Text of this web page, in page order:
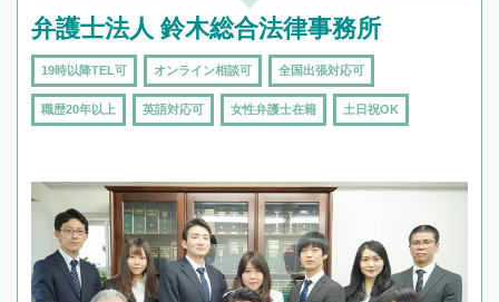
弁護士法人 鈴木総合法律事務所
19時以降TEL可 オンライン相談可 全国出張対応可
職歴20年以上 英語対応可 女性弁護士在籍 土日祝OK